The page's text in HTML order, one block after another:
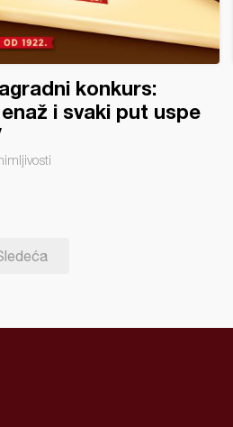
konkurs:
i svaki put uspe